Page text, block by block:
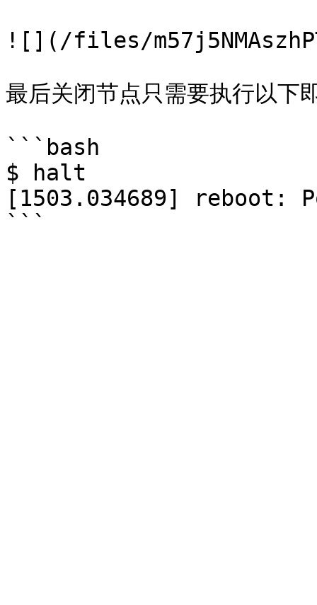
![](/files/
最后关闭节点只需要执行以下
```bash
$ halt
[1503.034689] reboot: